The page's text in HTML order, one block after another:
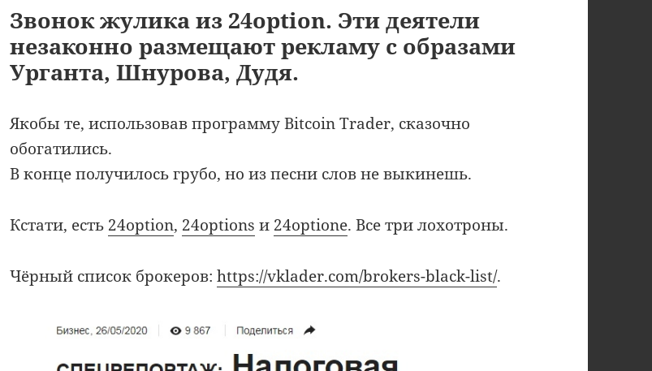
Звонок жулика из 24option. Эти деятели
незаконно размещают рекламу с образами
Урганта, Шнурова, Дудя.
Якобы те, использовав программу Bitcoin Trader, сказочно
обогатились.
В конце получилось грубо, но из песни слов не выкинешь.
Кстати, есть 24option, 24options и 24optione. Все три лохотроны.
Чёрный список брокеров:https://vklader.com/brokers-black-list/.